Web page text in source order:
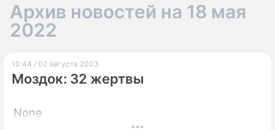
КИНО
Архив новостей на 18 мая
2022
10:44 / 02 августа 2003
Моздок: 32 жертвы
None